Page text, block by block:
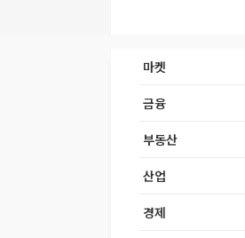
마켓
금융
부동산
산업
경제